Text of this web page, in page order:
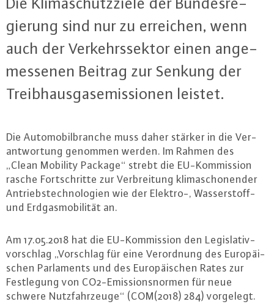
gie­rung sind nur zu erreichen, wenn
auch der Ver­kehrs­sek­tor einen an­ge­
mes­se­nen Beitrag zur Senkung der
Treib­haus­gas­emis­sio­nen leistet.
Die Au­to­mo­bil­bran­che muss daher stärker in die Ver­
ant­wor­tung genommen werden. Im Rahmen des
„Clean Mobility Package“ strebt die EU-Kom­mis­si­on
rasche Fort­schrit­te zur Ver­brei­tung kli­ma­scho­nen­der
An­triebs­tech­no­lo­gi­en wie der Elektro-, Was­ser­stoff-
und Erd­gas­mo­bi­li­tät an.
Am 17.05.2018 hat die EU-Kom­mis­si­on den Le­gis­la­tiv­
vor­schlag „Vorschlag für eine Ver­ord­nung des Eu­ro­päi­
schen Par­la­ments und des Eu­ro­päi­schen Rates zur
Fest­le­gung von CO2-Emis­si­ons­nor­men für neue
schwere Nutz­fahr­zeu­ge“ (COM(2018) 284) vorgelegt.